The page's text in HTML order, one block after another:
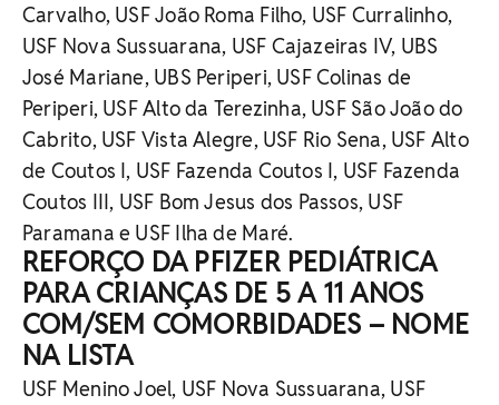
Carvalho, USF João Roma Filho, USF Curralinho,
USF Nova Sussuarana, USF Cajazeiras IV, UBS
José Mariane, UBS Periperi, USF Colinas de
Periperi, USF Alto da Terezinha, USF São João do
Cabrito, USF Vista Alegre, USF Rio Sena, USF Alto
de Coutos I, USF Fazenda Coutos I, USF Fazenda
Coutos III, USF Bom Jesus dos Passos, USF
Paramana e USF Ilha de Maré.
REFORÇO DA PFIZER PEDIÁTRICA
PARA CRIANÇAS DE 5 A 11 ANOS
COM/SEM COMORBIDADES – NOME
NA LISTA
USF Menino Joel, USF Nova Sussuarana, USF